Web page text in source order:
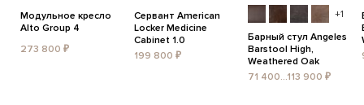
Модульное кресло
Alto Group 4
273 800 ₽
Сервант American
Locker Medicine
Cabinet 1.0
199 800 ₽
+1
Барный стул Angeles
Barstool High,
Weathered Oak
71 400...113 900 ₽